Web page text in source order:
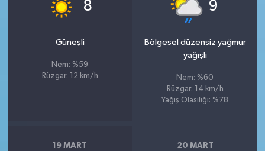
8
Güneşli
Nem: %59
Rüzgar: 12 km/h
9
Bölgesel düzensiz yağmur
yağışlı
Nem: %60
Rüzgar: 14 km/h
Yağış Olasılığı: %78
19 MART 20 MART